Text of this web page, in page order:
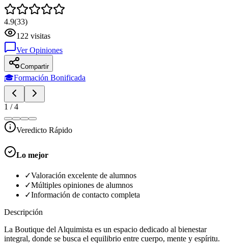
4.9(33)
122 visitas
Ver Opiniones
Compartir
🎓Formación Bonificada
1 /4
Veredicto Rápido
Lo mejor
✓Valoración excelente de alumnos
✓Múltiples opiniones de alumnos
✓Información de contacto completa
Descripción
La Boutique del Alquimista es un espacio dedicado al bienestar
integral, donde se busca el equilibrio entre cuerpo, mente y espíritu.